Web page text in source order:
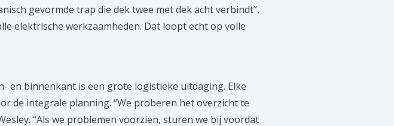
gevormde trap die dek twee met dek acht verbindt”,
elektrische werkzaamheden. Dat loopt echt op volle
en binnenkant is een grote logistieke uitdaging. Elke
de integrale planning. “We proberen het overzicht te
“Als we problemen voorzien, sturen we bij voordat